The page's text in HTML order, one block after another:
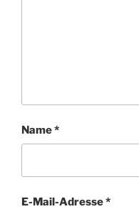
Name*
E-Mail-Adresse*